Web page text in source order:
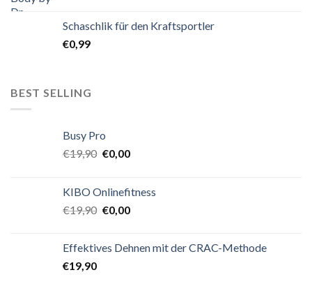
Schaschlik für den Kraftsportler
€0,99
BEST SELLING
Busy Pro
€19,90 €0,00
KIBO Onlinefitness
€19,90 €0,00
Effektives Dehnen mit der CRAC-Methode
€19,90